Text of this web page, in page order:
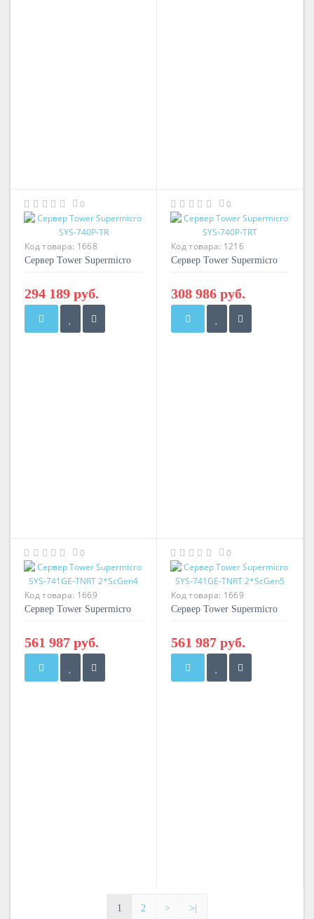
0
Код товара: 1668
Сервер Tower Supermicro
294 189 руб.
0
Код товара: 1216
Сервер Tower Supermicro
308 986 руб.
0
Код товара: 1669
Сервер Tower Supermicro
2*ScGen4
561 987 руб.
0
Код товара: 1669
Сервер Tower Supermicro
2*ScGen5
561 987 руб.
1 2 > >|